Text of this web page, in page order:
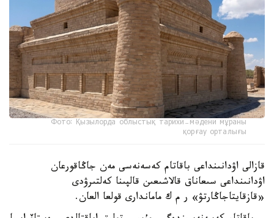
Фото: Қызылорда облыстық тарихи-мәдени мұраны
қорғау орталығы
قازالى اۋدانىنداعى باقاتام كەسەنەسى مەن جاڭاقورعان
اۋدانىنداعى سىعاناق قالاشىعىن قالپىنا كەلتىرۋدى
«قازقايتاجاڭارتۋ» ر م ك ماماندارى قولعا العان.